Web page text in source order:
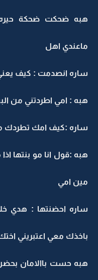
هبه ضحكت ضحكة حيره
ماعندي اهل
ساره انصدمت : كيف
هبه : امي اطردتني من
ساره :كيف امك تطردك
هبه :قول انا مو بنتها
مين امي
ساره احضنتها : هدي
باخذك معي اعتبريني